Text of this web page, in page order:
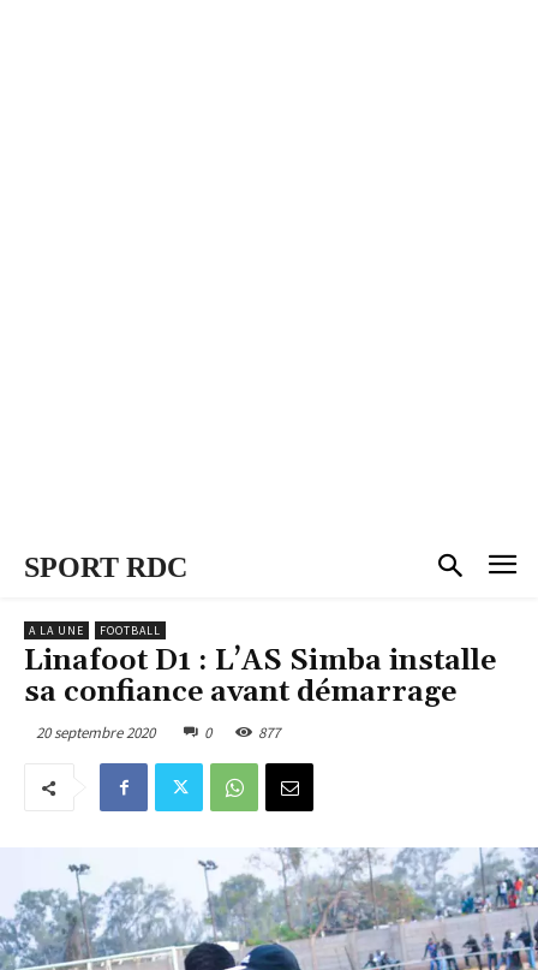
SPORT RDC
A LA UNE FOOTBALL
Linafoot D1 : L’AS Simba installe
sa confiance avant démarrage
20 septembre 2020 0 877